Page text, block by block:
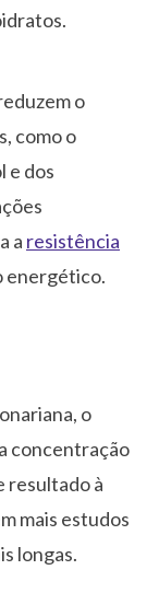
o
como o
e dos
a resistência
energético.
o
concentração
resultado à
mais estudos
longas.